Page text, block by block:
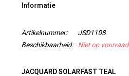
Informatie
Artikelnummer:
JSD1108
Beschikbaarheid:
Niet op voorraad
JACQUARD SOLARFAST TEAL